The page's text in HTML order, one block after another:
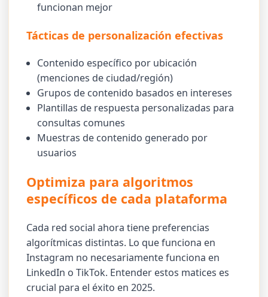
funcionan mejor
Tácticas de personalización efectivas
Contenido específico por ubicación
(menciones de ciudad/región)
Grupos de contenido basados en intereses
Plantillas de respuesta personalizadas para
consultas comunes
Muestras de contenido generado por
usuarios
Optimiza para algoritmos
específicos de cada plataforma
Cada red social ahora tiene preferencias
algorítmicas distintas. Lo que funciona en
Instagram no necesariamente funciona en
LinkedIn o TikTok. Entender estos matices es
crucial para el éxito en 2025.